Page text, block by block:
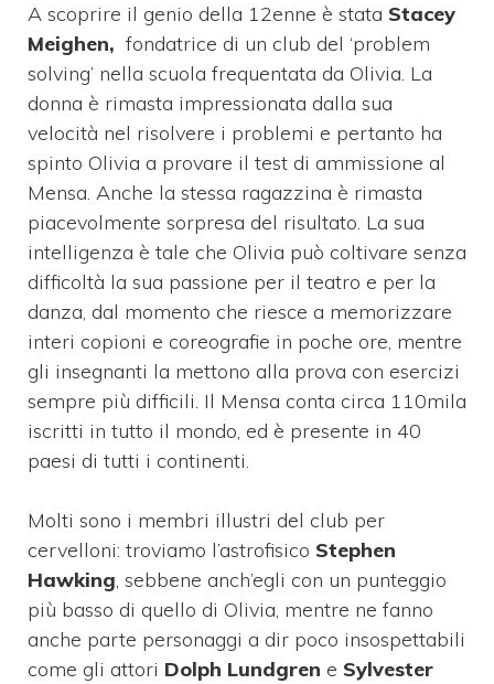
A scoprire il genio della 12enne è stata Stacey
Meighen, fondatrice di un club del ‘problem
solving’ nella scuola frequentata da Olivia. La
donna è rimasta impressionata dalla sua
velocità nel risolvere i problemi e pertanto ha
spinto Olivia a provare il test di ammissione al
Mensa. Anche la stessa ragazzina è rimasta
piacevolmente sorpresa del risultato. La sua
intelligenza è tale che Olivia può coltivare senza
difficoltà la sua passione per il teatro e per la
danza, dal momento che riesce a memorizzare
interi copioni e coreografie in poche ore, mentre
gli insegnanti la mettono alla prova con esercizi
sempre più difficili. Il Mensa conta circa 110mila
iscritti in tutto il mondo, ed è presente in 40
paesi di tutti i continenti.
Molti sono i membri illustri del club per
cervelloni: troviamo l’astrofisico Stephen
Hawking, sebbene anch’egli con un punteggio
più basso di quello di Olivia, mentre ne fanno
anche parte personaggi a dir poco insospettabili
come gli attori Dolph Lundgren e Sylvester